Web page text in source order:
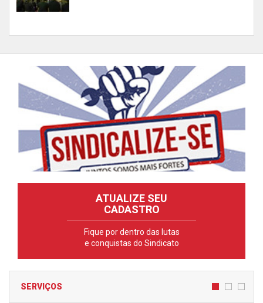
ATUALIZE SEU
CADASTRO
Fique por dentro das lutas
e conquistas do Sindicato
SERVIÇOS